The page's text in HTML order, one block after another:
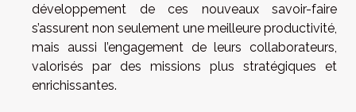
développement de ces nouveaux savoir-faire
s’assurent non seulement une meilleure productivité,
mais aussi l’engagement de leurs collaborateurs,
valorisés par des missions plus stratégiques et
enrichissantes.